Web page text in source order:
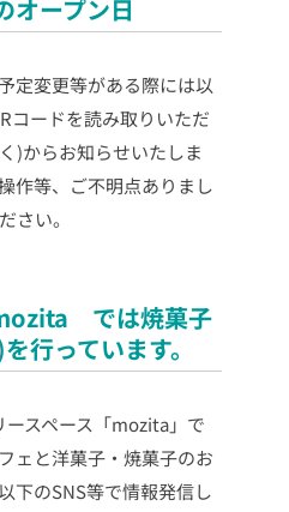
ープン日
定変更等がある際には以
コードを読み取りいただ
)からお知らせいたしま
作等、ご不明点ありまし
さい。
では焼菓子
行っています。
ースペース「mozita」で
ェと洋菓子・焼菓子のお
下のSNS等で情報発信し